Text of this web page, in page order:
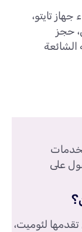
تايتو،
حجز
الشائعة
على
تقدمها لئوميت،